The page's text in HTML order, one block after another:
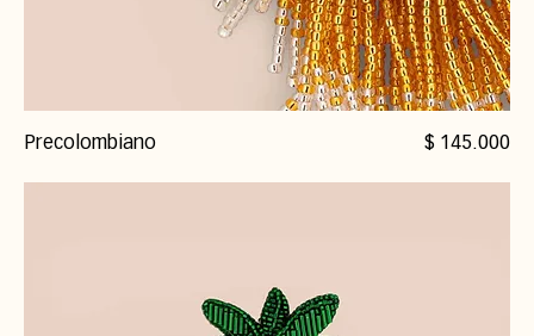
Precolombiano Precio
$ 145.000